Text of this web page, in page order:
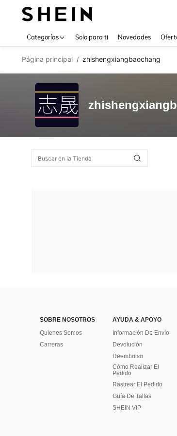
Categorías Solo para ti Novedades
Página principal / zhishengxiangbaochang
SOBRE NOSOTROS
Quienes Somos
Carreras
AYUDA & APOYO
Información De Envío
Devolución
Reembolso
Cómo Realizar El
Pedido
Rastrear El Pedido
Guía De Tallas
SHEIN VIP